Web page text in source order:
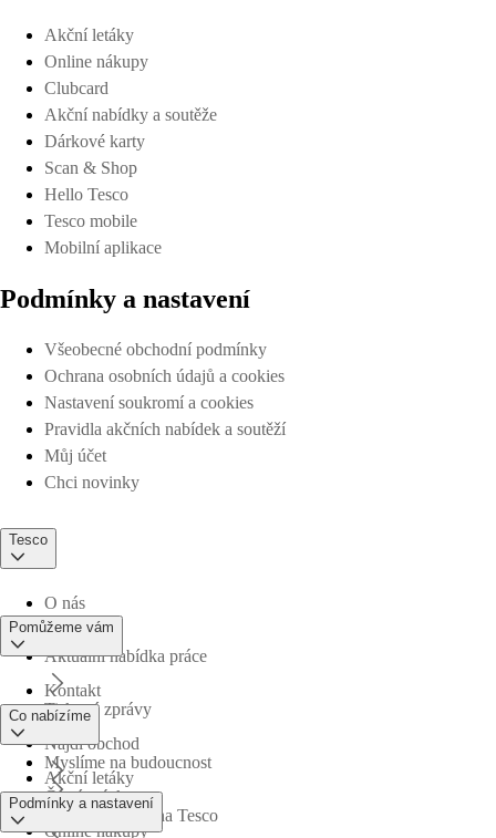
Akční letáky
Online nákupy
Clubcard
Akční nabídky a soutěže
Dárkové karty
Scan & Shop
Hello Tesco
Tesco mobile
Mobilní aplikace
Podmínky a nastavení
Všeobecné obchodní podmínky
Ochrana osobních údajů a cookies
Nastavení soukromí a cookies
Pravidla akčních nabídek a soutěží
Můj účet
Chci novinky
Tesco
O nás
Aktuální nabídka práce
Tiskové zprávy
Myslíme na budoucnost
Obchodní skupina Tesco
Pomůžeme vám
Kontakt
Najdi obchod
Časté otázky
Co nabízíme
Akční letáky
Online nákupy
Podmínky a nastavení